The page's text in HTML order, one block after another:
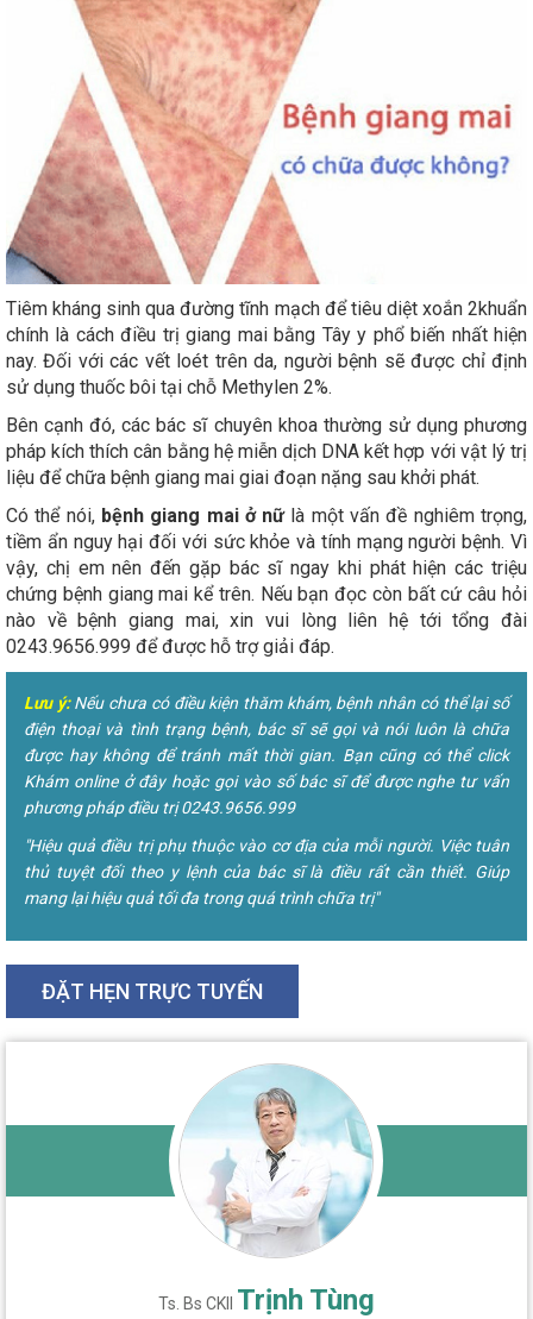
Tiêm kháng sinh qua đường tĩnh mạch để tiêu diệt xoắn 2khuẩn
chính là cách điều trị giang mai bằng Tây y phổ biến nhất hiện
nay. Đối với các vết loét trên da, người bệnh sẽ được chỉ định
sử dụng thuốc bôi tại chỗ Methylen 2%.
Bên cạnh đó, các bác sĩ chuyên khoa thường sử dụng phương
pháp kích thích cân bằng hệ miễn dịch DNA kết hợp với vật lý trị
liệu để chữa bệnh giang mai giai đoạn nặng sau khởi phát.
Có thể nói, bệnh giang mai ở nữlà một vấn đề nghiêm trọng,
tiềm ẩn nguy hại đối với sức khỏe và tính mạng người bệnh. Vì
vậy, chị em nên đến gặp bác sĩ ngay khi phát hiện các triệu
chứng bệnh giang mai kể trên. Nếu bạn đọc còn bất cứ câu hỏi
nào về bệnh giang mai, xin vui lòng liên hệ tới tổng đài
0243.9656.999 để được hỗ trợ giải đáp.
Lưu ý:Nếu chưa có điều kiện thăm khám, bệnh nhân có thể lại số
điện thoại và tình trạng bệnh, bác sĩ sẽ gọi và nói luôn là chữa
được hay không để tránh mất thời gian. Bạn cũng có thể click
Khám online ở đây hoặc gọi vào số bác sĩ để được nghe tư vấn
phương pháp điều trị 0243.9656.999
"Hiệu quả điều trị phụ thuộc vào cơ địa của mỗi người. Việc tuân
thủ tuyệt đối theo y lệnh của bác sĩ là điều rất cần thiết. Giúp
mang lại hiệu quả tối đa trong quá trình chữa trị"
ĐẶT HẸN TRỰC TUYẾN
Ts. Bs CKII Trịnh Tùng